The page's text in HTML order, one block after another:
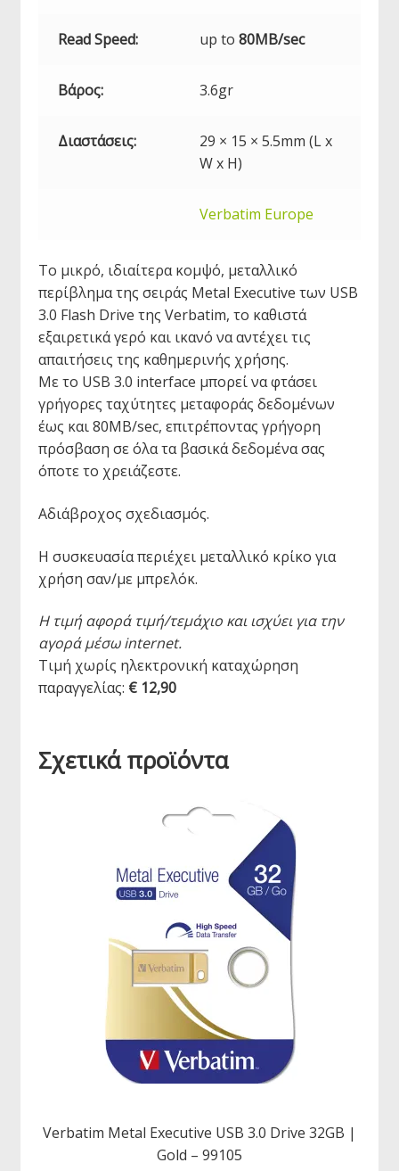
Read Speed: up to80MB/sec
Βάρος: 3.6gr
Διαστάσεις:
29 × 15 × 5.5mm (L x
W x H)
Verbatim Europe
Το μικρό, ιδιαίτερα κομψό, μεταλλικό
περίβλημα της σειράς Metal Executive των USB
3.0 Flash Drive της Verbatim, το καθιστά
εξαιρετικά γερό και ικανό να αντέχει τις
απαιτήσεις της καθημερινής χρήσης.
Με το USB 3.0 interface μπορεί να φτάσει
γρήγορες ταχύτητες μεταφοράς δεδομένων
έως και 80MB/sec, επιτρέποντας γρήγορη
πρόσβαση σε όλα τα βασικά δεδομένα σας
όποτε το χρειάζεστε.
Αδιάβροχος σχεδιασμός.
Η συσκευασία περιέχει μεταλλικό κρίκο για
χρήση σαν/με μπρελόκ.
Η τιμή αφορά τιμή/τεμάχιο και ισχύει για την
αγορά μέσω internet.
Τιμή χωρίς ηλεκτρονική καταχώρηση
παραγγελίας: € 12,90
Σχετικά προϊόντα
Verbatim Metal Executive USB 3.0 Drive 32GB |
Gold – 99105